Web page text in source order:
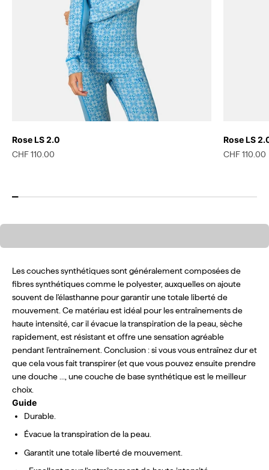
Rose LS 2.0
Prix de vente
CHF 110.00
Rose LS
Prix de
CHF 110.00
Matériaux synthétiques
Les couches synthétiques sont généralement composées de
fibres synthétiques comme le polyester, auxquelles on ajoute
souvent de l'élasthanne pour garantir une totale liberté de
mouvement. Ce matériau est idéal pour les entraînements de
haute intensité, car il évacue la transpiration de la peau, sèche
rapidement, est résistant et offre une sensation agréable
pendant l'entraînement. Conclusion : si vous vous entraînez dur et
que cela vous fait transpirer (et que vous pouvez ensuite prendre
une douche ..., une couche de base synthétique est le meilleur
choix.
Guide
Durable.
Évacue la transpiration de la peau.
Garantit une totale liberté de mouvement.